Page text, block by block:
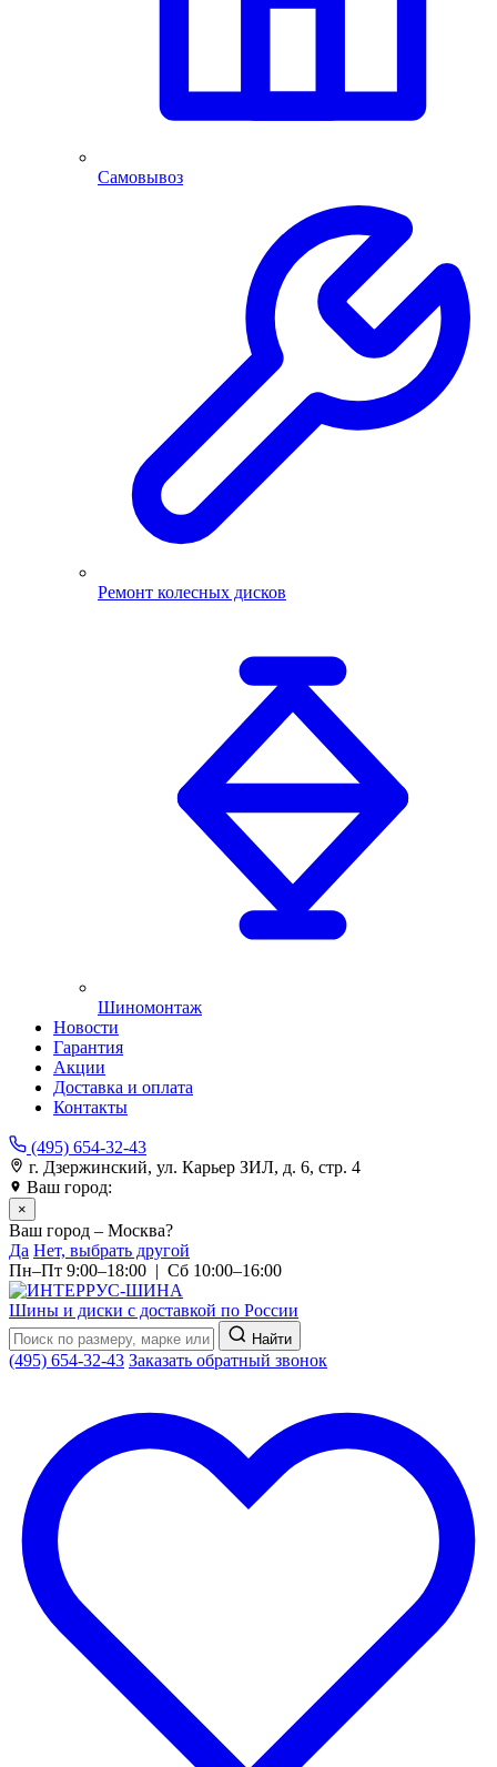
Самовывоз
Ремонт колесных дисков
Шиномонтаж
Новости
Гарантия
Акции
Доставка и оплата
Контакты
(495) 654-32-43
г. Дзержинский, ул. Карьер ЗИЛ, д. 6, стр. 4
Ваш город:
×
Ваш город – Москва?
Да Нет, выбрать другой
Пн–Пт 9:00–18:00 | Сб 10:00–16:00
Шины и диски с доставкой по России
Найти
(495) 654-32-43 Заказать обратный звонок